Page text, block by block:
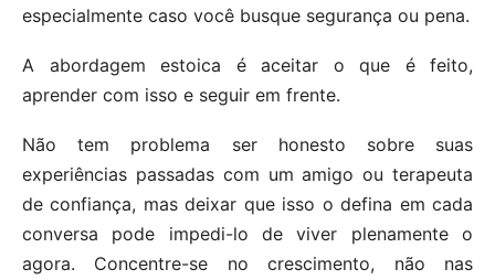
especialmente caso você busque segurança ou pena.
A abordagem estoica é aceitar o que é feito,
aprender com isso e seguir em frente.
Não tem problema ser honesto sobre suas
experiências passadas com um amigo ou terapeuta
de confiança, mas deixar que isso o defina em cada
conversa pode impedi-lo de viver plenamente o
agora. Concentre-se no crescimento, não nas